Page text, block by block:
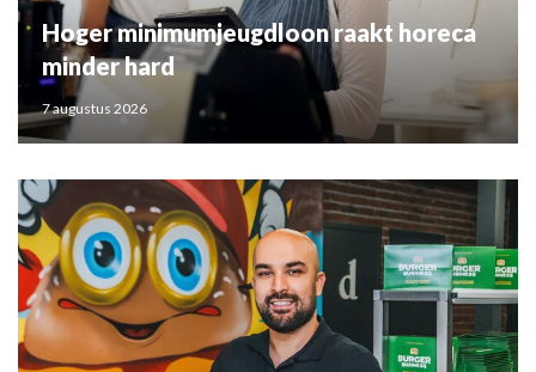
Hoger minimumjeugdloon raakt horeca
minder hard
7 augustus 2026